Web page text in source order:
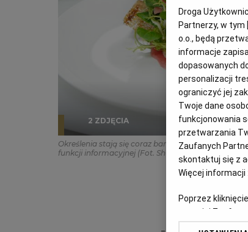
2 ZDJĘCIA
Określenia stają się coraz bardziej wyszukane, a
funkcji informacyjnej (Fot. Shutterstock)
Droga
Partnerzy, w tym [
o.o., będą
informacje
dopasowanych
personalizacji
ograniczyć jej
Twoje dane
funkcjonowania
przetwarzania
Zaufanych
skontaktuj się z
Więcej
Poprzez
z o. o. jej
swoje